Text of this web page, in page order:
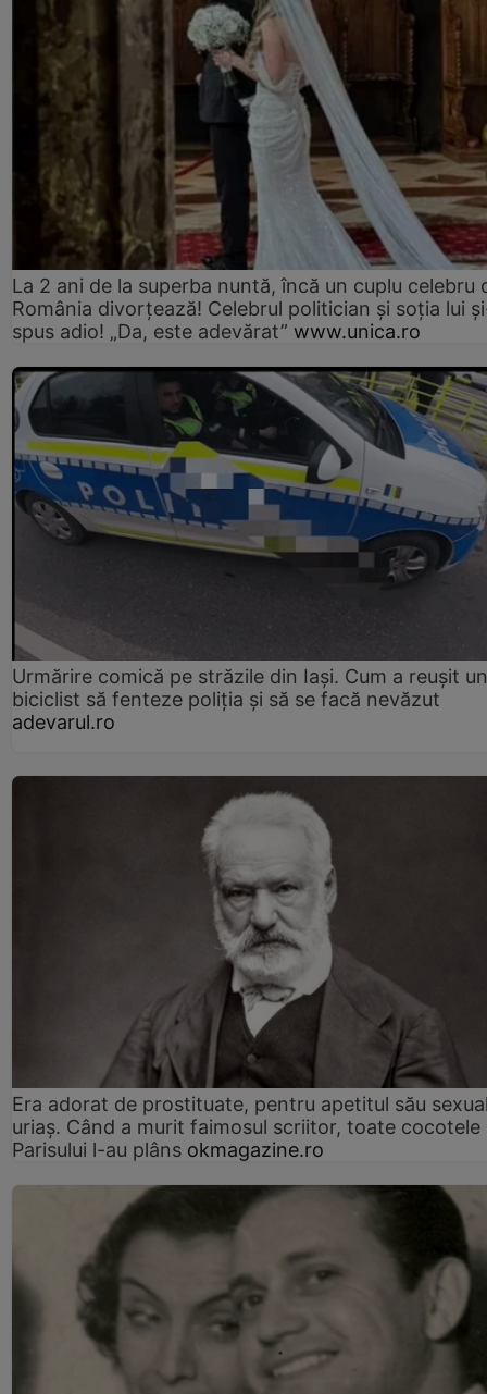
La 2 ani de la superba nuntă, încă un cuplu celebru
România divorțează! Celebrul politician și soția lui
spus adio! „Da, este adevărat” www.unica.ro
Urmărire comică pe străzile din Iași. Cum a reușit un
biciclist să fenteze poliția și să se facă nevăzut
adevarul.ro
Era adorat de prostituate, pentru apetitul său
uriaș. Când a murit faimosul scriitor, toate cocotele
Parisului l-au plâns okmagazine.ro